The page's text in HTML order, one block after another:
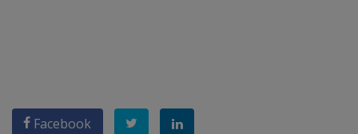
Facebook